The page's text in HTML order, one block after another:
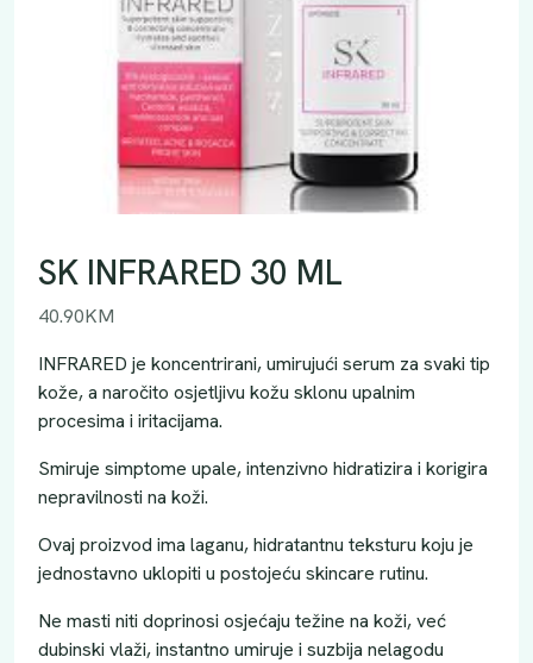
SK INFRARED 30 ML
40.90KM
INFRARED je koncentrirani, umirujući serum za svaki tip
kože, a naročito osjetljivu kožu sklonu upalnim
procesima i iritacijama.
Smiruje simptome upale, intenzivno hidratizira i korigira
nepravilnosti na koži.
Ovaj proizvod ima laganu, hidratantnu teksturu koju je
jednostavno uklopiti u postojeću skincare rutinu.
Ne masti niti doprinosi osjećaju težine na koži, već
dubinski vlaži, instantno umiruje i suzbija nelagodu